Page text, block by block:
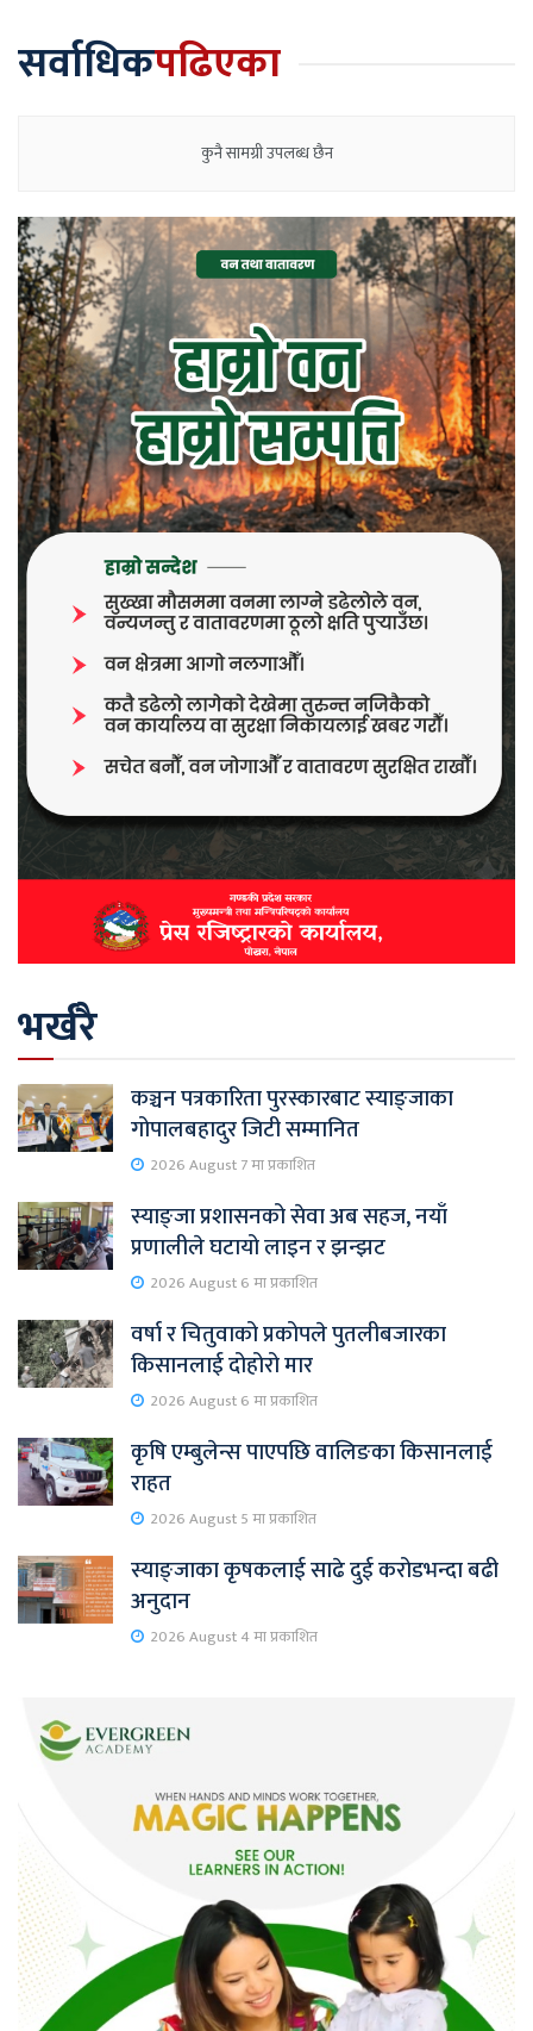
सर्वाधिकपढिएका
कुनै सामग्री उपलब्ध छैन
भर्खरै
कञ्चन पत्रकारिता पुरस्कारबाट स्याङ्जाका
गोपालबहादुर जिटी सम्मानित
2026 August 7 मा प्रकाशित
स्याङ्जा प्रशासनको सेवा अब सहज, नयाँ
प्रणालीले घटायो लाइन र झन्झट
2026 August 6 मा प्रकाशित
वर्षा र चितुवाको प्रकोपले पुतलीबजारका
किसानलाई दोहोरो मार
2026 August 6 मा प्रकाशित
कृषि एम्बुलेन्स पाएपछि वालिङका किसानलाई
राहत
2026 August 5 मा प्रकाशित
स्याङ्जाका कृषकलाई साढे दुई करोडभन्दा बढी
अनुदान
2026 August 4 मा प्रकाशित